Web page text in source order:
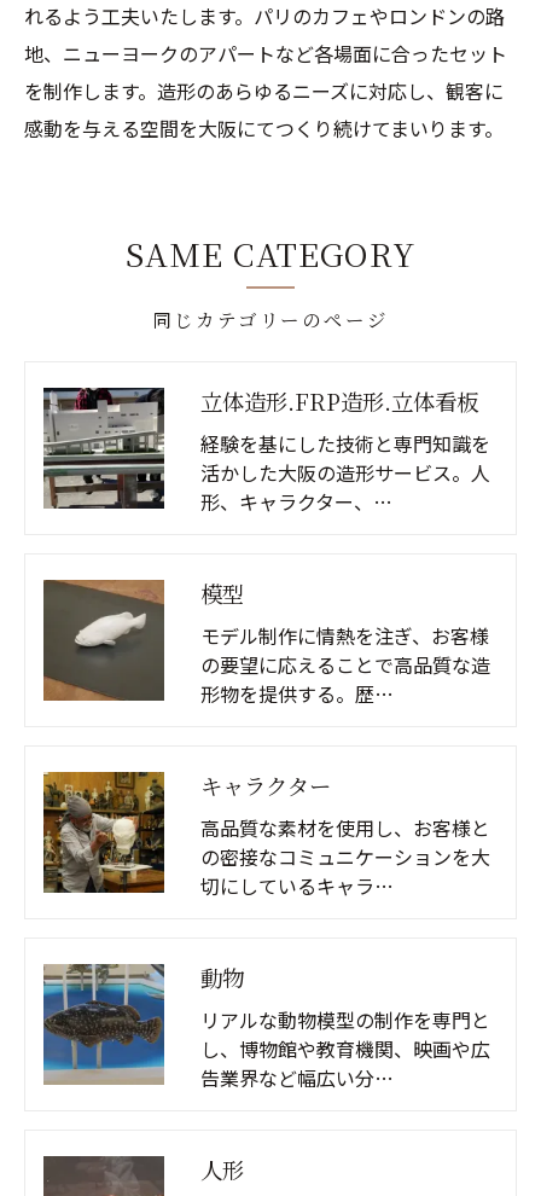
れるよう工夫いたします。パリのカフェやロンドンの路
地、ニューヨークのアパートなど各場面に合ったセット
を制作します。造形のあらゆるニーズに対応し、観客に
感動を与える空間を大阪にてつくり続けてまいります。
同じカテゴリーのページ
SAME CATEGORY
立体造形.FRP造形.立体看板
経験を基にした技術と専門知識を
活かした大阪の造形サービス。人
形、キャラクター、…
模型
モデル制作に情熱を注ぎ、お客様
の要望に応えることで高品質な造
形物を提供する。歴…
キャラクター
高品質な素材を使用し、お客様と
の密接なコミュニケーションを大
切にしているキャラ…
動物
リアルな動物模型の制作を専門と
し、博物館や教育機関、映画や広
告業界など幅広い分…
人形